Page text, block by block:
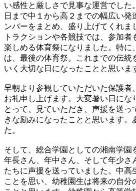
い感性と厳しさで見事な運営でした
日まで中１から高２までの幅広い発
ンバーをまとめ、盛り上げてくれま
トラクションや各競技では、参加
楽しめる体育祭になりました。特に
は、最後の体育祭。これまでの伝統
いく大切な日になったことと思いま
早朝より参観していただいた保護者
お礼申し上げます。大変暑い日にな
とって、見ていただき、声援を送っ
きな励みになったことと思います。
た。
そして、総合学園としての湘南学園
年長さん、年中さん、そして年少さ
たちに声援を送っていました。中高
ことを思い、幼稚園生は将来の自分